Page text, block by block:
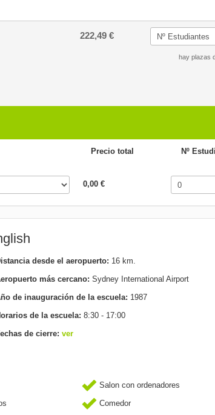
222,49 €
hay plazas
Precio total Nº
0,00 €
desde el aeropuerto: 16 km.
más cercano: Sydney International Airport
de inauguración de la escuela: 1987
de la escuela: 8:30 - 17:00
de cierre: ver
Salon con ordenadores
Comedor